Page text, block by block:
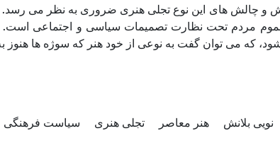
و چالش های این نوع تجلی هنری ضروری به نظر می رسد. از
مردم تحت نظارت تصمیمات سیاسی و اجتماعی است.
که می توان گفت به نوعی از خود هنر که سوژه ها هنوز
نویی بلانش هنر معاصر تجلی هنری سیاست فرهنگی